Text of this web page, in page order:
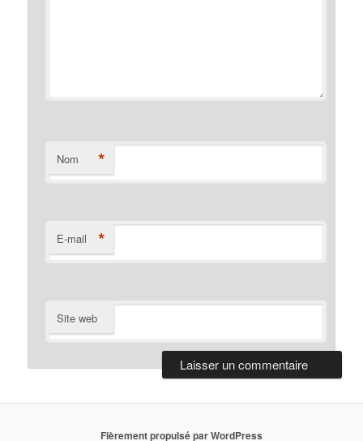
Nom *
E-mail *
Site web
Fièrement propulsé par WordPress